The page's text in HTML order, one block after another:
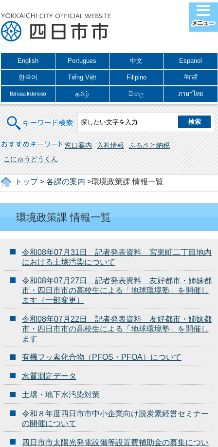
English Portugues 中文 Espanol
한국어 Tiếng Việt Filipino नेपाली
Bahasa Indonesia தமிழ் සිංහල ภาษาไทย
キーワード検索
おすすめキーワード 窓口案内 入札情報
ふるさと納税
こにゅうどうくん
トップ> 各課の案内 >環境政策課 情報一覧
環境政策課 情報一覧
令和08年07月31日 記者発表資料 宮東町二丁目地内
における土壌汚染について
令和08年07月27日 記者発表資料 友好都市・姉妹都
市・四日市市の高校生による「地球環境塾」を開催し
ます（一部変更）
令和08年07月22日 記者発表資料 友好都市・姉妹都
市・四日市市の高校生による「地球環境塾」を開催し
ます
有機フッ素化合物（PFOS・PFOA）について
水質測定データ
土壌・地下水汚染対策
令和８年度四日市市中小企業向け脱炭素経営セミナー
の開催について
四日市市太陽光発電設備等設置費補助金の募集につい